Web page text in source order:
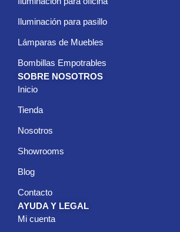
Iluminación para pasillo
Lámparas de Muebles
Bombillas Empotrables
SOBRE NOSOTROS
Inicio
Tienda
Nosotros
Showrooms
Blog
Contacto
AYUDA Y LEGAL
Mi cuenta